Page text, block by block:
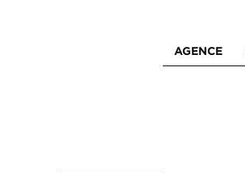
AGENCE